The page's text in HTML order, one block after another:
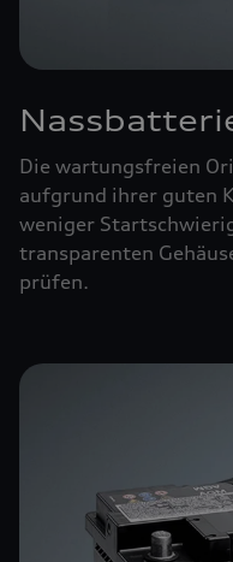
Die wartungsfreien
aufgrund ihrer guten
weniger
transparenten
prüfen.